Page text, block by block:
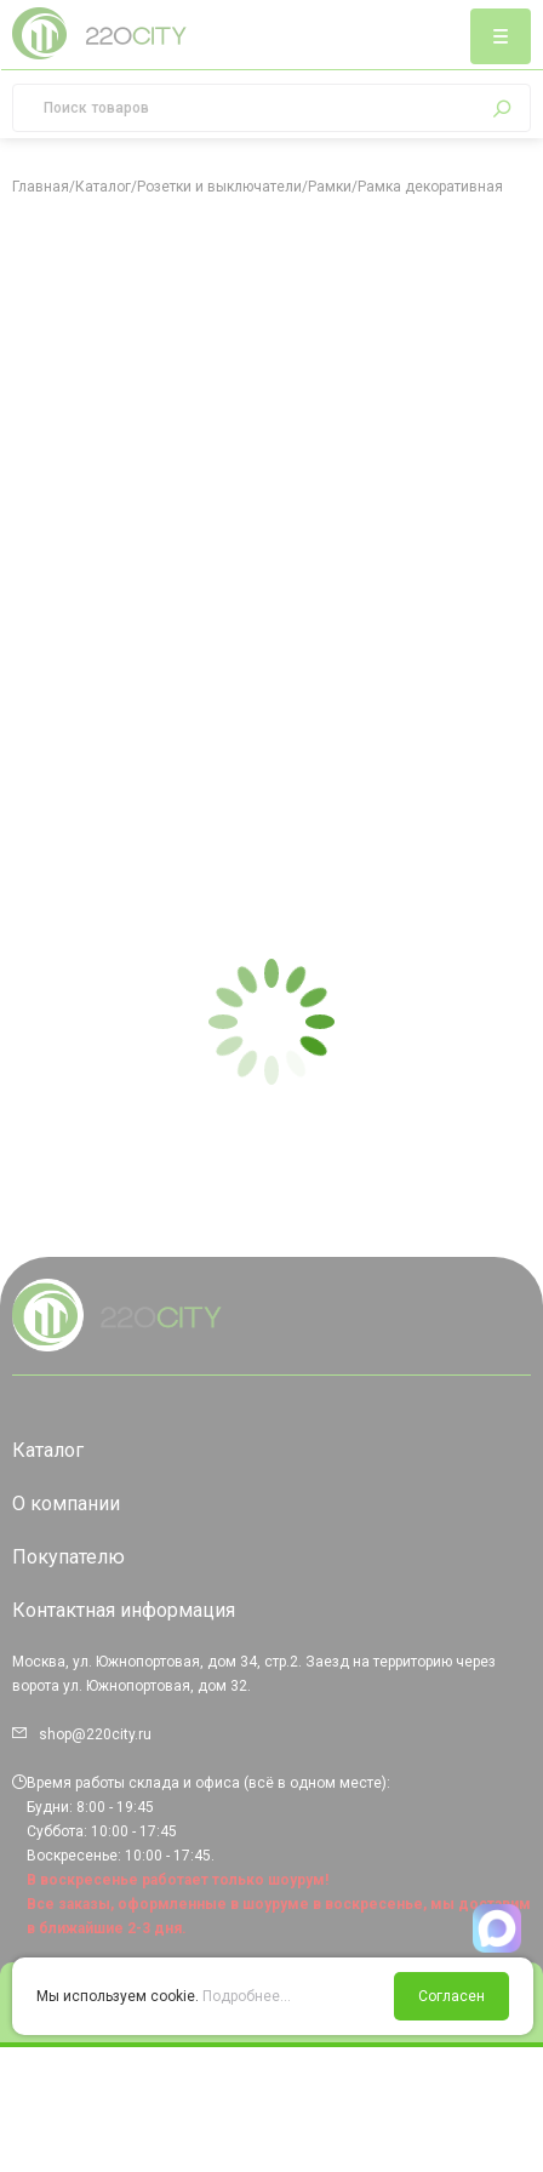
Войти Избранное Корзина
Главная/Каталог/Розетки и выключатели/Рамки/Рамка декоративная
Каталог
О компании
Покупателю
Контактная информация
Москва, ул. Южнопортовая, дом 34, стр.2. Заезд на территорию через
ворота ул. Южнопортовая, дом 32.
shop@220city.ru
Время работы склада и офиса (всё в одном месте):
Будни: 8:00 - 19:45
Суббота: 10:00 - 17:45
Воскресенье: 10:00 - 17:45.
В воскресенье работает только шоурум!
Все заказы, оформленные в шоуруме в воскресенье, мы доставим
в ближайшие 2-3 дня.
Мы используем cookie. Подробнее... Согласен